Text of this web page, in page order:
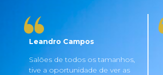
Salões de todos os tamanhos,
tive a oportunidade de ver as
Leandro Campos